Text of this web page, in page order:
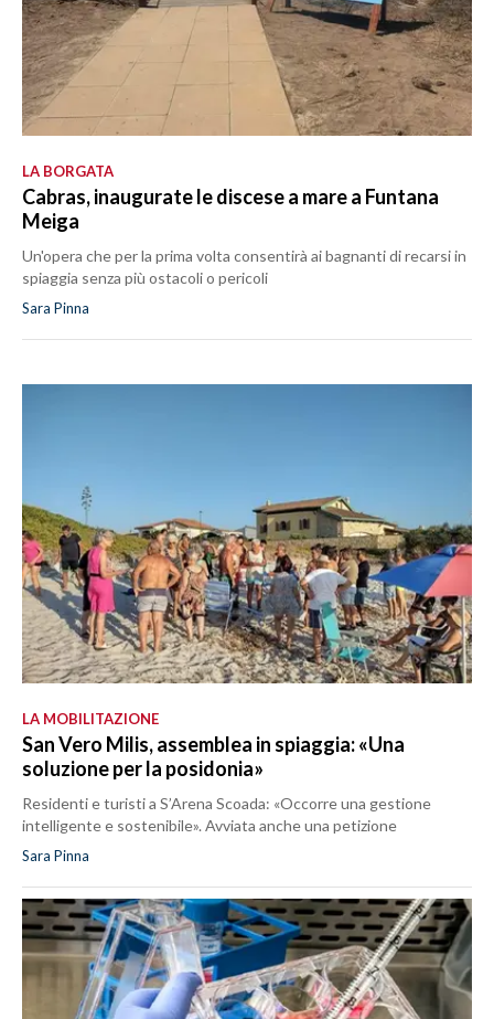
LA BORGATA
Cabras, inaugurate le discese a mare a Funtana
Meiga
Un'opera che per la prima volta consentirà ai bagnanti di recarsi in
spiaggia senza più ostacoli o pericoli
Sara Pinna
LA MOBILITAZIONE
San Vero Milis, assemblea in spiaggia: «Una
soluzione per la posidonia»
Residenti e turisti a S’Arena Scoada: «Occorre una gestione
intelligente e sostenibile». Avviata anche una petizione
Sara Pinna